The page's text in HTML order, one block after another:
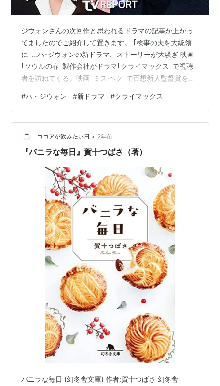
ジウォンさんの次回作と思われるドラマの記事が上がっ
てましたのでご紹介して置きます。 ｢検事の夫を大統領
に｣…ハ･ジウォンの新ドラマ、ストーリーが大騒ぎ 映画
｢ソウルの春｣製作会社がドラマ｢クライマックス｣で視聴
者を訪ねてくる。映画｢ミス·ペク｣で百想新人監督賞を受
て期待感を集めている。 ｢クライマックス｣は｢ソウルの
春｣製作会社が初めて制作するOTTシリーズ物で、検事の
夫を大統領にするために権力のカルテルを利用する女性
の話を盛り込んだ。男性主人公はチュ·ジフン、女性主人
公はハ·ジウォン、他にもオ･ジョンセ、チャ･ジュヨン、
#ハ・ジウォン #新ドラマ #クライマックス
ココアが飲みたい日 • 2年前
『バニラな毎日』賀十つばさ（著）
バニラな毎日 (幻冬舎文庫) 作者:賀十つばさ 幻冬舎